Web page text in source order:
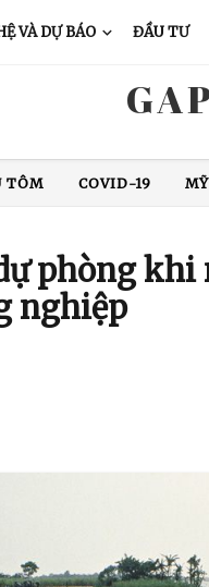
VÀ DỰ BÁO ĐẦU TƯ
TÔM XUẤT KHẨU
COVID-19
phòng khi
nghiệp